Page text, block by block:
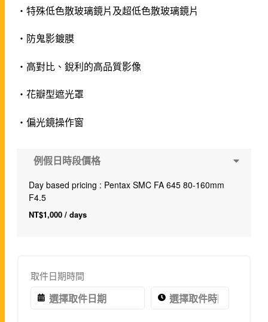
・特殊低色散玻璃鏡片及超低色散玻璃鏡片
・防鬼影鍍膜
・高對比、銳利的高品質影像
・花瓣型遮光罩
・偏光鏡操作窗
例假日時段價格
Day based pricing : Pentax SMC FA 645 80-160mm
F4.5
NT$1,000 / days
取件日期時間